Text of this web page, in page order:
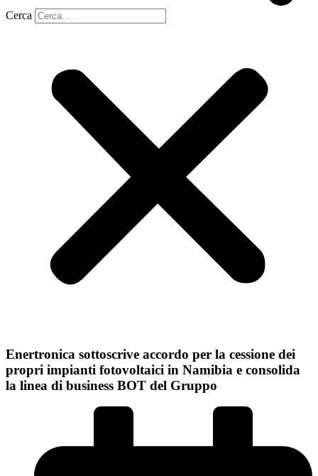
Cerca
Enertronica sottoscrive accordo per la cessione dei
propri impianti fotovoltaici in Namibia e consolida
la linea di business BOT del Gruppo